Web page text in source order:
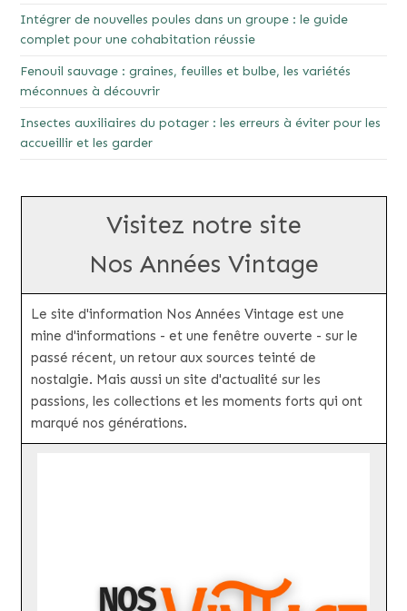
Intégrer de nouvelles poules dans un groupe : le guide
complet pour une cohabitation réussie
Fenouil sauvage : graines, feuilles et bulbe, les variétés
méconnues à découvrir
Insectes auxiliaires du potager : les erreurs à éviter pour les
accueillir et les garder
Visitez notre site
Nos Années Vintage
Le site d'information Nos Années Vintage est une
mine d'informations - et une fenêtre ouverte - sur le
passé récent, un retour aux sources teinté de
nostalgie. Mais aussi un site d'actualité sur les
passions, les collections et les moments forts qui ont
marqué nos générations.